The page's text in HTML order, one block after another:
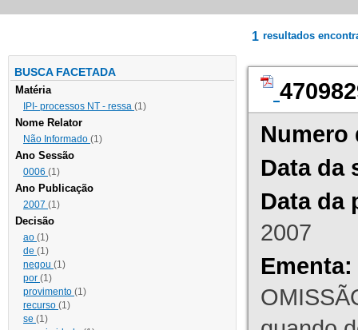
BUSCA FACETADA
Matéria
IPI- processos NT - ressa (1)
Nome Relator
Não Informado (1)
Ano Sessão
0006 (1)
Ano Publicação
2007 (1)
Decisão
ao (1)
de (1)
negou (1)
por (1)
provimento (1)
recurso (1)
se (1)
1 resultados
Numero
Data da
Data da
2007
Ementa: